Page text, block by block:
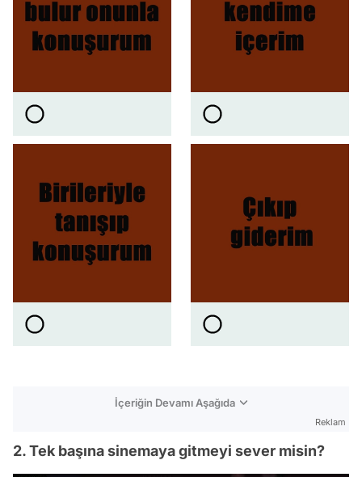
İçeriğin Devamı Aşağıda
Reklam
2. Tek başına sinemaya gitmeyi sever misin?